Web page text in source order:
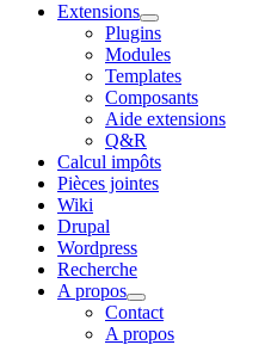
Extensions
Plugins
Modules
Templates
Composants
Aide extensions
Q&R
Calcul impôts
Pièces jointes
Wiki
Drupal
Wordpress
Recherche
A propos
Contact
A propos